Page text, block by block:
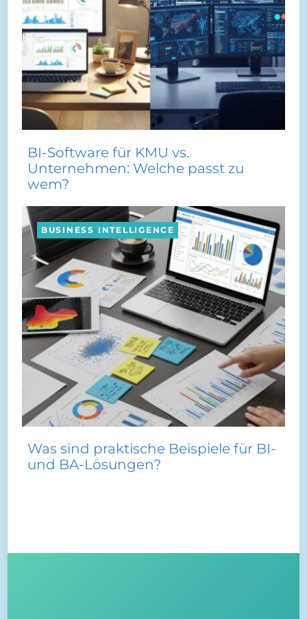
BI-Software für KMU vs.
Unternehmen: Welche passt zu
wem?
BUSINESS INTELLIGENCE
Was sind praktische Beispiele für BI-
und BA-Lösungen?